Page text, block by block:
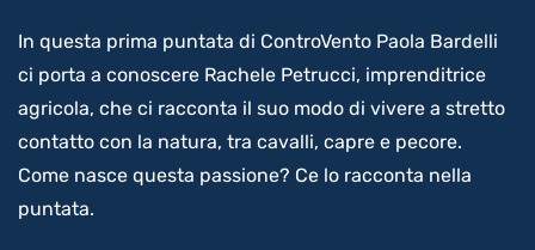
In questa prima puntata di ControVento Paola Bardelli
ci porta a conoscere Rachele Petrucci, imprenditrice
agricola, che ci racconta il suo modo di vivere a stretto
contatto con la natura, tra cavalli, capre e pecore.
Come nasce questa passione? Ce lo racconta nella
puntata.